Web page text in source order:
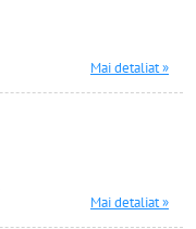
Mai detaliat »
Mai detaliat »